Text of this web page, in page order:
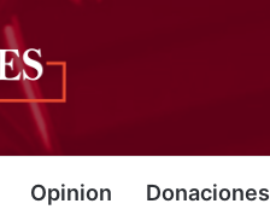
Opinion Donaciones